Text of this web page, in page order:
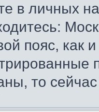
в личных
пояс, как
то